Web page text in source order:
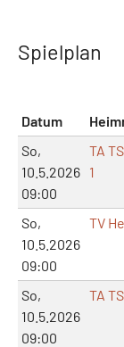
Spielplan
Datum
So,
10.5.2026
09:00
TA
1
So,
10.5.2026
09:00
TV
So,
10.5.2026
09:00
TA